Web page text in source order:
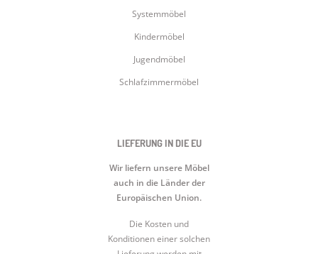
Systemmöbel
Kindermöbel
Jugendmöbel
Schlafzimmermöbel
LIEFERUNG IN DIE EU
Wir liefern unsere Möbel
auch in die Länder der
Europäischen Union.
Die Kosten und
Konditionen einer solchen